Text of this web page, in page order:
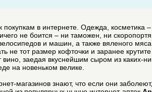
покупкам в интернете. Одежда, косметика
не боится – ни таможен, ни
и машин, а также вяленого
не тот размер кофточки и заранее
заедая вкуснейшим сыром из каких-
на новеньком велике.
магазинов знают, что если они